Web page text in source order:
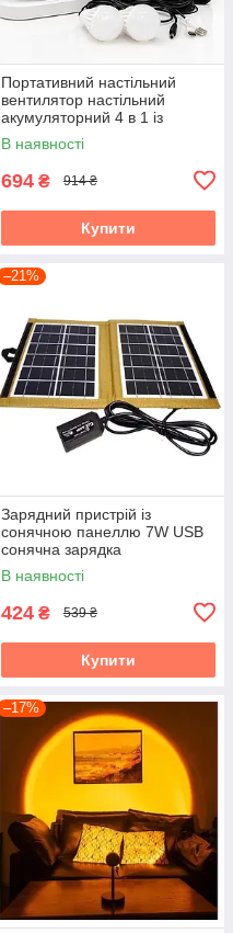
Портативний настільний
вентилятор настільний
акумуляторний 4 в 1 із
сонячною панеллю для
кемпінгу та дому
В наявності
694 ₴ 914 ₴
Купити
–21%
Зарядний пристрій із
сонячною панеллю 7W USB
сонячна зарядка
В наявності
424 ₴ 539 ₴
Купити
–17%